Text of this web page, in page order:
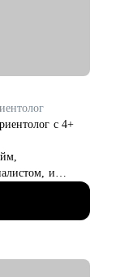
с 4+
и
и минусы